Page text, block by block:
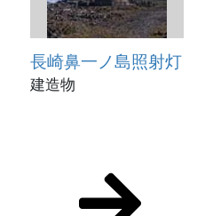
長崎鼻一ノ島照射灯
建造物